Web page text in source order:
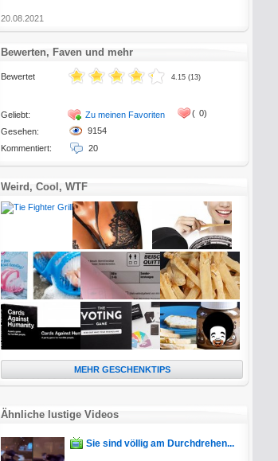
20.08.2021
Bewerten, Faven und mehr
Bewertet
Geliebt:
Gesehen:
Kommentiert:
4.15 (13)
Zu meinen Favoriten
9154
20
( 0)
Weird, Cool, WTF
MEHR GESCHENKTIPS
Ähnliche lustige Videos
Sie sind völlig am Durchdrehen...